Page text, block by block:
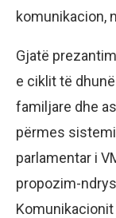
komunikacion,
Gjatë
e ciklit të
familjare dhe
përmes
parlamentar i
propozim-